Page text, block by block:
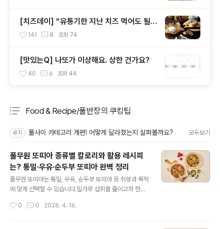
[치즈데이] “유통기한 지난 치즈 먹어도 될까
요?”
141 8 조회 74
[맛있는Q] 나또가 이상해요. 상한 건가요?
40 6 조회 44
Food & Recipe/풀반장의 쿠킹팁
공지 풀사이 카테고리 개편! 어떻게 달라졌는지 살펴볼까요? 모두보기
풀무원 또띠아 종류별 칼로리와 활용 레시피
는? 통밀·우유·순두부 또띠아 완벽 정리
풀무원 또띠아는 통밀, 우유, 순두부 또띠아 등 취향과 목적
에 맞게 선택할 수 있습니다.밀가루 섭취를 줄이고자 한다
두부 또띠아를 추천합니다.에어프라이어와 오븐을 활용해
0 0 2026. 4. 16.